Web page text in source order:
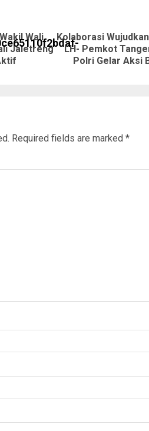
Wali
Jaletreng
Kolaborasi
LH- Pemkot
Polri Gelar Aksi
Required fields are marked *